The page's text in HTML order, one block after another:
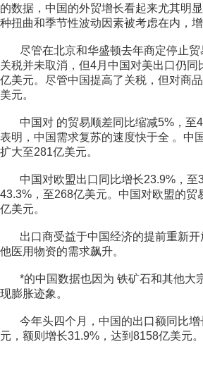
的数据，中国的外贸增长看起来尤其明
种扭曲和季节性波动因素被考虑在内，
尽管在北京和华盛顿去年商定停止
关税并未取消，但4月中国对美出口仍同
亿美元。尽管中国提高了关税，但对商
美元。
中国对 的贸易顺差同比缩减5%，至
表明，中国需求复苏的速度快于全 。中
扩大至281亿美元。
中国对欧盟出口同比增长23.9%，至
43.3%，至268亿美元。中国对欧盟的贸
亿美元。
出口商受益于中国经济的提前重新
他医用物资的需求飙升。
*的中国数据也因为 铁矿石和其他大
现膨胀迹象。
今年头四个月，中国的出口额同比
元，额则增长31.9%，达到8158亿美元。